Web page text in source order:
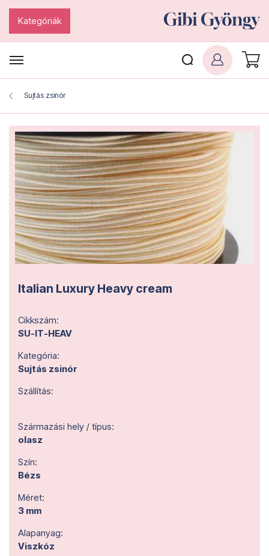
Kategóriák
Sujtás zsinór
Italian Luxury Heavy cream
Cikkszám:
SU-IT-HEAV
Kategória:
Sujtás zsinór
Szállítás:
Származási hely / típus:
olasz
Szín:
Bézs
Méret:
3 mm
Alapanyag:
Viszkóz